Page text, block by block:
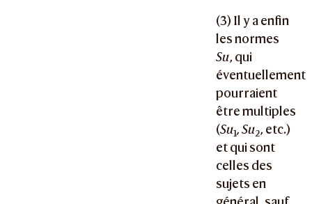
(3) Il y a enfin
les normes
Su, qui
éventuellement
pourraient
être multiples
(Su1, Su2, etc.)
et qui sont
celles des
sujets en